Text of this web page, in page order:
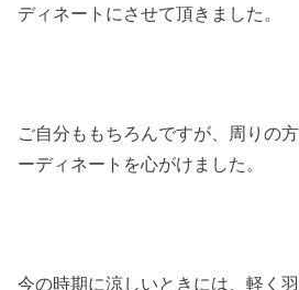
ディネートにさせて頂きました。
ご自分ももちろんですが、周りの
ーディネートを心がけました。
今の時期に涼しいときには、軽く